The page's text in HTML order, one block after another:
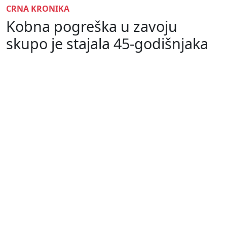
CRNA KRONIKA
Kobna pogreška u zavoju
skupo je stajala 45-godišnjaka